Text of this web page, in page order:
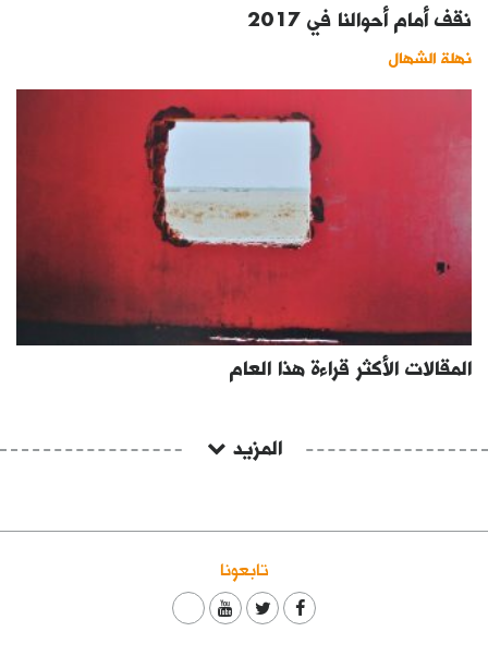
نقف أمام أحوالنا في 2017
نهلة الشهال
المقالات الأكثر قراءة هذا العام
المزيد
تابعونا